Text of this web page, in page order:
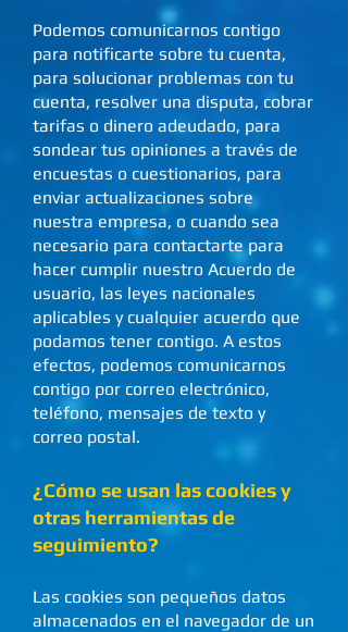
Podemos comunicarnos contigo
para notificarte sobre tu cuenta,
para solucionar problemas con tu
cuenta, resolver una disputa, cobrar
tarifas o dinero adeudado, para
sondear tus opiniones a través de
encuestas o cuestionarios, para
enviar actualizaciones sobre
nuestra empresa, o cuando sea
necesario para contactarte para
hacer cumplir nuestro Acuerdo de
usuario, las leyes nacionales
aplicables y cualquier acuerdo que
podamos tener contigo. A estos
efectos, podemos comunicarnos
contigo por correo electrónico,
teléfono, mensajes de texto y
correo postal.
¿Cómo se usan las cookies y
otras herramientas de
seguimiento?
Las cookies son pequeños datos
almacenados en el navegador de un